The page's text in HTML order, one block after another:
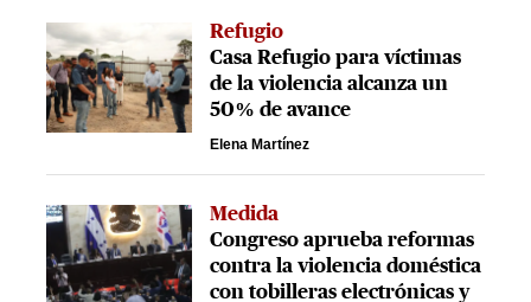
Refugio
Casa Refugio para víctimas
de la violencia alcanza un
50% de avance
Elena Martínez
Medida
Congreso aprueba reformas
contra la violencia doméstica
con tobilleras electrónicas y